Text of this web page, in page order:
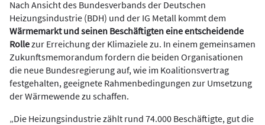
Nach Ansicht des Bundesverbands der Deutschen
Heizungsindustrie (BDH) und der IG Metall kommt dem
Wärmemarkt und seinen Beschäftigten eine entscheidende
Rollezur Erreichung der Klimaziele zu. In einem gemeinsamen
Zukunftsmemorandum fordern die beiden Organisationen
die neue Bundesregierung auf, wie im Koalitionsvertrag
festgehalten, geeignete Rahmenbedingungen zur Umsetzung
der Wärmewende zu schaffen.
„Die Heizungsindustrie zählt rund 74.000 Beschäftigte, gut die